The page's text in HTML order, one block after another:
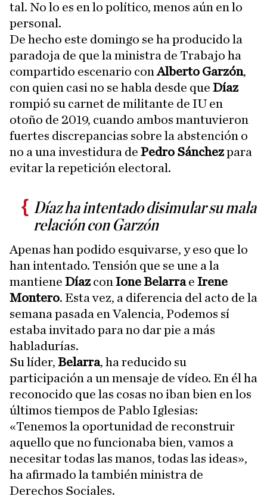
tal. No lo es en lo político, menos aún en lo
personal.
De hecho este domingo se ha producido la
paradoja de que la ministra de Trabajo ha
compartido escenario conAlberto Garzón,
con quien casi no se habla desde que Díaz
rompió su carnet de militante de IU en
otoño de 2019, cuando ambos mantuvieron
fuertes discrepancias sobre la abstención o
no a una investidura de Pedro Sánchezpara
evitar la repetición electoral.
Díaz ha intentado disimular su mala
relación con Garzón
Apenas han podido esquivarse, y eso que lo
han intentado. Tensión que se une a la
mantiene Díazcon Ione Belarrae Irene
Montero. Esta vez, a diferencia del acto de la
semana pasada en Valencia, Podemos sí
estaba invitado para no dar pie a más
habladurías.
Su líder, Belarra, ha reducido su
participación a un mensaje de vídeo. En él ha
reconocido que las cosas no iban bien en los
últimos tiempos de Pablo Iglesias:
«Tenemos la oportunidad de reconstruir
aquello que no funcionaba bien, vamos a
necesitar todas las manos, todas las ideas»,
ha afirmado la también ministra de
Derechos Sociales.